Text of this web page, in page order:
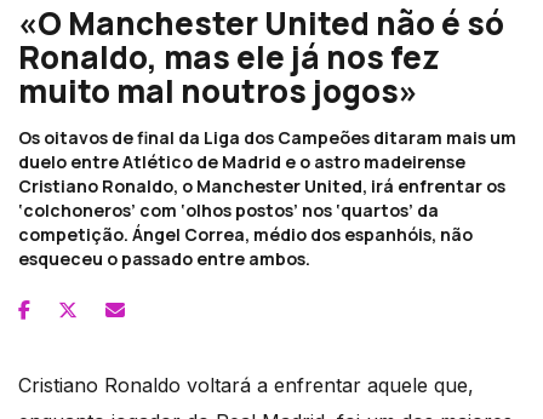
«O Manchester United não é só
Ronaldo, mas ele já nos fez
muito mal noutros jogos»
Os oitavos de final da Liga dos Campeões ditaram mais um
duelo entre Atlético de Madrid e o astro madeirense
Cristiano Ronaldo, o Manchester United, irá enfrentar os
‘colchoneros’ com ‘olhos postos’ nos ‘quartos’ da
competição. Ángel Correa, médio dos espanhóis, não
esqueceu o passado entre ambos.
Cristiano Ronaldo voltará a enfrentar aquele que,